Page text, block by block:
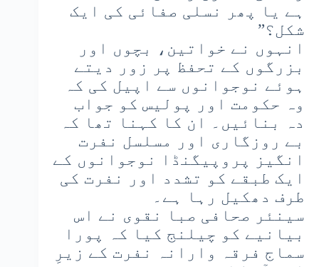
ہے یا پھر نسلی صفائی کی ایک
شکل؟”
انہوں نے خواتین، بچوں اور
بزرگوں کے تحفظ پر زور دیتے
ہوئے نوجوانوں سے اپیل کی کہ
وہ حکومت اور پولیس کو جواب
دہ بنائیں۔ ان کا کہنا تھا کہ
بے روزگاری اور مسلسل نفرت
انگیز پروپیگنڈا نوجوانوں کے
ایک طبقے کو تشدد اور نفرت کی
طرف دھکیل رہا ہے۔
سینئر صحافی صبا نقوی نے اس
بیانیے کو چیلنج کیا کہ پورا
سماج فرقہ وارانہ نفرت کے زیرِ